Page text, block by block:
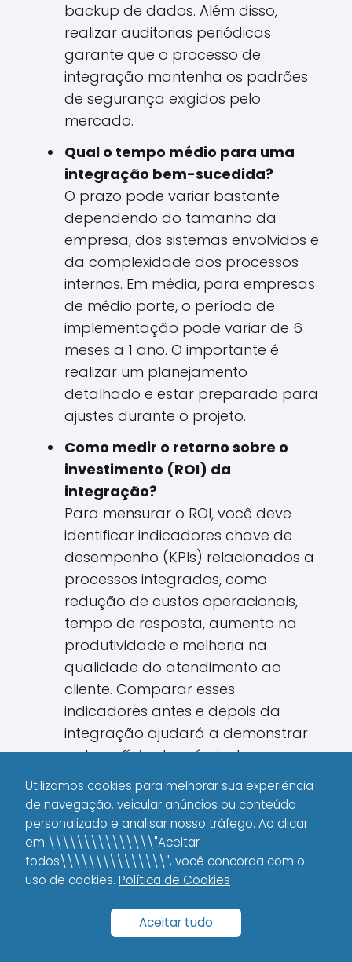
backup de dados. Além disso,
realizar auditorias periódicas
garante que o processo de
integração mantenha os padrões
de segurança exigidos pelo
mercado.
Qual o tempo médio para uma
integração bem-sucedida?
O prazo pode variar bastante
dependendo do tamanho da
empresa, dos sistemas envolvidos e
da complexidade dos processos
internos. Em média, para empresas
de médio porte, o período de
implementação pode variar de 6
meses a 1 ano. O importante é
realizar um planejamento
detalhado e estar preparado para
ajustes durante o projeto.
Como medir o retorno sobre o
investimento (ROI) da
integração?
Para mensurar o ROI, você deve
identificar indicadores chave de
desempenho (KPIs) relacionados a
processos integrados, como
redução de custos operacionais,
tempo de resposta, aumento na
produtividade e melhoria na
qualidade do atendimento ao
cliente. Comparar esses
indicadores antes e depois da
integração ajudará a demonstrar
os benefícios tangíveis da
mudança.
Esclarecer essas dúvidas é fundamental
para que a integração dos sistemas
acabe sendo encarada não como um
custo, mas como um investimento
a competitividade da empresa.
Utilizamos cookies para melhorar sua experiência
de navegação, veicular anúncios ou conteúdo
personalizado e analisar nosso tráfego. Ao clicar
em \\\\\\\\\\\\\\\"Aceitar
todos\\\\\\\\\\\\\\\", você concorda com o
uso de cookies. Política de Cookies
Aceitar tudo